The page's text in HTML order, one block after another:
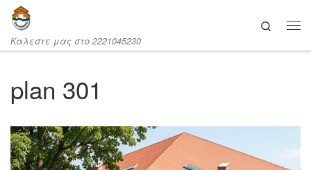
Μετάβαση στο περιεχόμενο
Καλεστε μας στο 2221045230
Search
plan 301